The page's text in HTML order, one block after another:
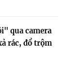
qua camera
rác, đổ trộm